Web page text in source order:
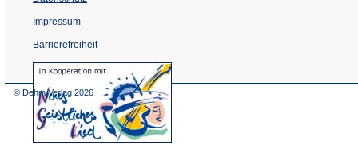
Impressum
Barrierefreiheit
(Öffnet
in
© Dehm Verlag 2026